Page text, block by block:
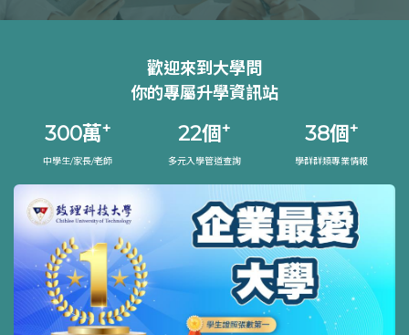
歡迎來到大學問
你的專屬升學資訊站
300萬+
中學生/家長/老師
22個+
多元入學管道查詢
38個+
學群群類專業情報